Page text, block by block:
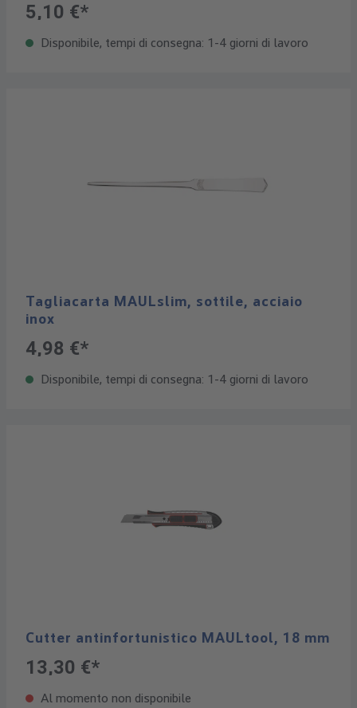
5,10 €*
Disponibile, tempi di consegna: 1-4 giorni di lavoro
Tagliacarta MAULslim, sottile, acciaio
inox
4,98 €*
Disponibile, tempi di consegna: 1-4 giorni di lavoro
Cutter antinfortunistico MAULtool, 18 mm
13,30 €*
Al momento non disponibile